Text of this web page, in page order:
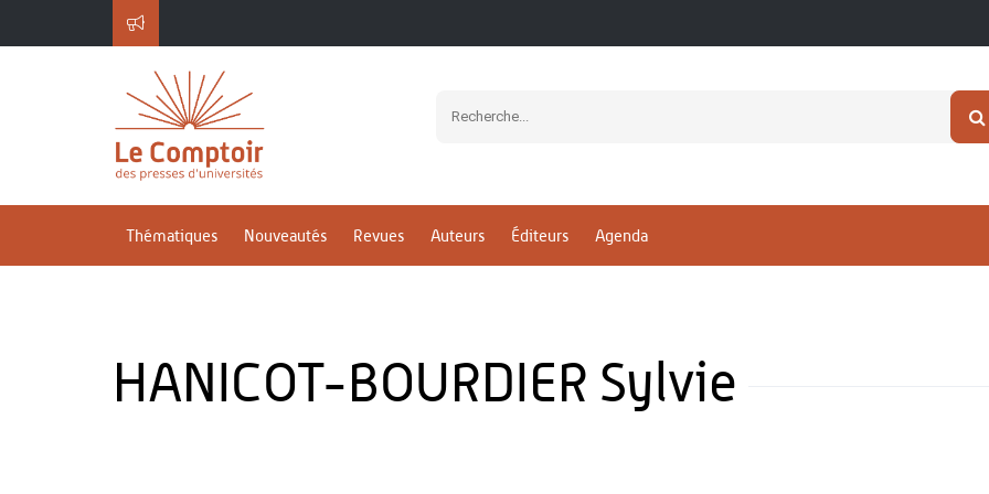
Thématiques Nouveautés Revues Auteurs Éditeurs Agenda
HANICOT-BOURDIER Sylvie